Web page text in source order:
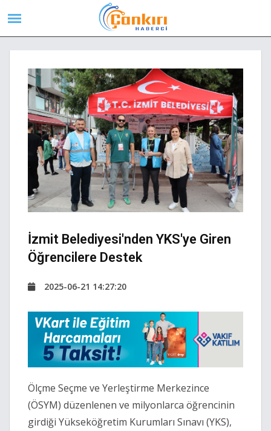
İzmit Belediyesi'nden YKS'ye Giren
Öğrencilere Destek
2025-06-21 14:27:20
Ölçme Seçme ve Yerleştirme Merkezince
(ÖSYM) düzenlenen ve milyonlarca öğrencinin
girdiği Yükseköğretim Kurumları Sınavı (YKS),